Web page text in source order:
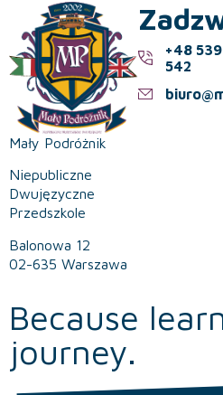
Mały Podróżnik
Niepubliczne
Dwujęzyczne
Przedszkole
Balonowa 12
02-635 Warszawa
+48
542
Because
journey.